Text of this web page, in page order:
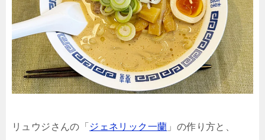
リュウジさんの「 ジェネリック一蘭 」の作り方と、